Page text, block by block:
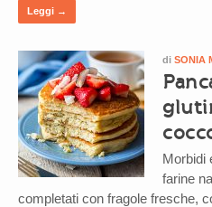
Leggi →
di SONIA
Morbidi
farine
completati con fragole fresche,